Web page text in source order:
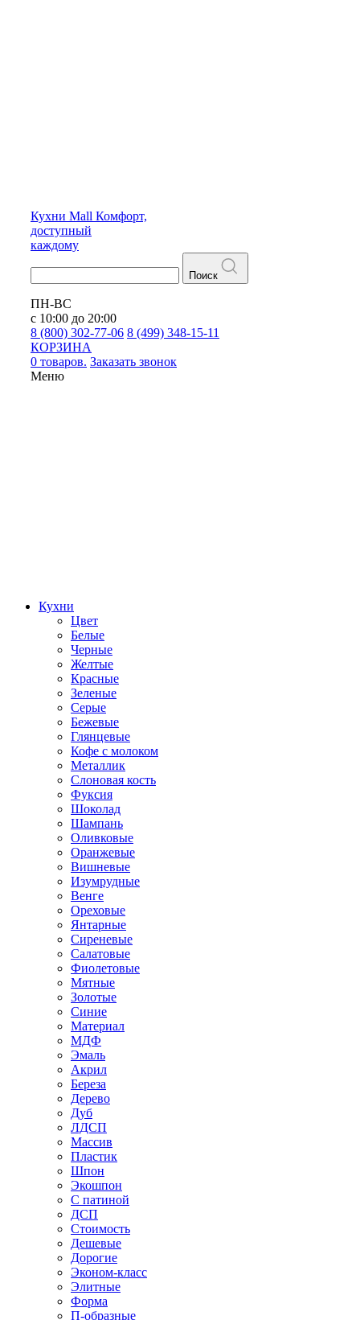
Кухни Mall Комфорт,
доступный
каждому
Поиск
ПН-ВС
с 10:00 до 20:00
8 (800) 302-77-06 8 (499) 348-15-11
КОРЗИНА
0 товаров. Заказать звонок
Меню
Кухни
Цвет
Белые
Черные
Желтые
Красные
Зеленые
Серые
Бежевые
Глянцевые
Кофе с молоком
Металлик
Слоновая кость
Фуксия
Шоколад
Шампань
Оливковые
Оранжевые
Вишневые
Изумрудные
Венге
Ореховые
Янтарные
Сиреневые
Салатовые
Фиолетовые
Мятные
Золотые
Синие
Материал
МДФ
Эмаль
Акрил
Береза
Дерево
Дуб
ЛДСП
Массив
Пластик
Шпон
Экошпон
С патиной
ДСП
Стоимость
Дешевые
Дорогие
Эконом-класс
Элитные
Форма
П-образные